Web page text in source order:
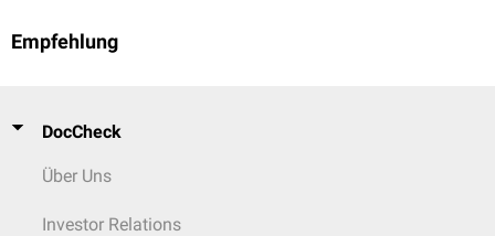
Empfehlung
DocCheck
Über Uns
Investor Relations